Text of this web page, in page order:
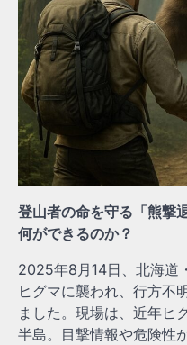
登山者の命を守る「熊撃
何ができるのか？
2025年8月14日、北海道
ヒグマに襲われ、行方不
ました。現場は、近年ヒ
半島。目撃情報や危険性